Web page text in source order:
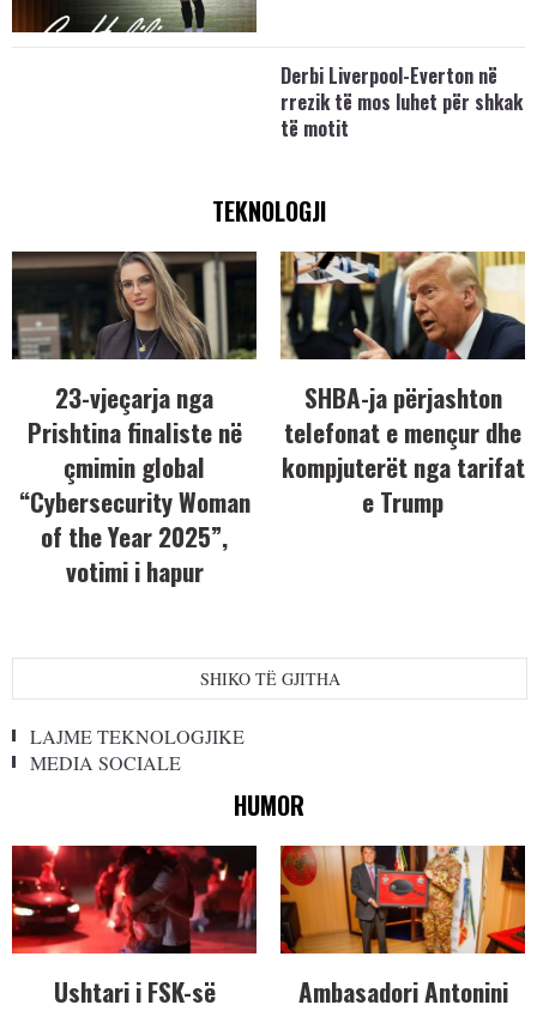
Derbi Liverpool-Everton në
rrezik të mos luhet për shkak
të motit
TEKNOLOGJI
23-vjeçarja nga
Prishtina finaliste në
çmimin global
“Cybersecurity Woman
of the Year 2025”,
votimi i hapur
SHBA-ja përjashton
telefonat e mençur dhe
kompjuterët nga tarifat
e Trump
SHIKO TË GJITHA
LAJME TEKNOLOGJIKE
MEDIA SOCIALE
HUMOR
Ushtari i FSK-së
Ambasadori Antonini